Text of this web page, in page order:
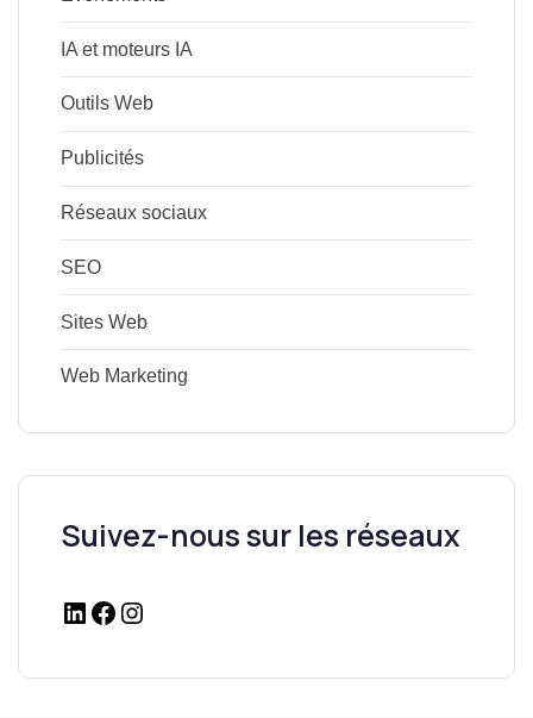
IA et moteurs IA
Outils Web
Publicités
Réseaux sociaux
SEO
Sites Web
Web Marketing
Suivez-nous sur les réseaux